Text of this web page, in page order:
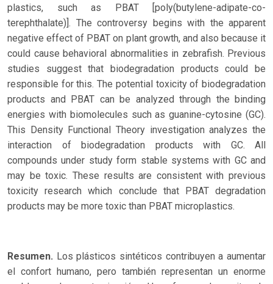
plastics, such as PBAT [poly(butylene-adipate-co-
terephthalate)]. The controversy begins with the apparent
negative effect of PBAT on plant growth, and also because it
could cause behavioral abnormalities in zebrafish. Previous
studies suggest that biodegradation products could be
responsible for this. The potential toxicity of biodegradation
products and PBAT can be analyzed through the binding
energies with biomolecules such as guanine-cytosine (GC).
This Density Functional Theory investigation analyzes the
interaction of biodegradation products with GC. All
compounds under study form stable systems with GC and
may be toxic. These results are consistent with previous
toxicity research which conclude that PBAT degradation
products may be more toxic than PBAT microplastics.
Resumen. Los plásticos sintéticos contribuyen a aumentar
el confort humano, pero también representan un enorme